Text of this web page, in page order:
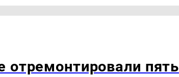
отремонтировали пять